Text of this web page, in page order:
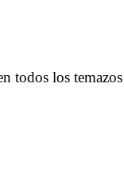
todos los